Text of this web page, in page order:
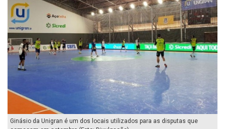
Ginásio da Unigran é um dos locais utilizados para as disputas que